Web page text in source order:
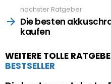
nächster Ratgeber
Die besten
kaufen
WEITERE TOLLE
BESTSELLER